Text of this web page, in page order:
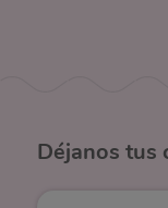
Déjanos tus